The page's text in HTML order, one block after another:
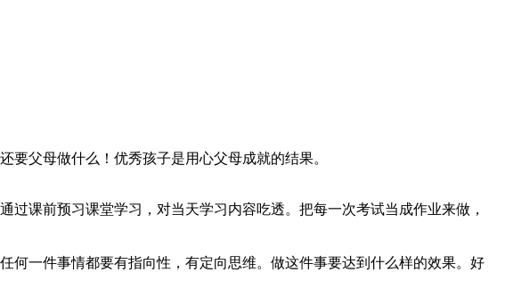
父母做什么！优秀孩子是用心父母成就的结果。
课前预习课堂学习，对当天学习内容吃透。把每一次考试当成作业来做，
何一件事情都要有指向性，有定向思维。做这件事要达到什么样的效果。好